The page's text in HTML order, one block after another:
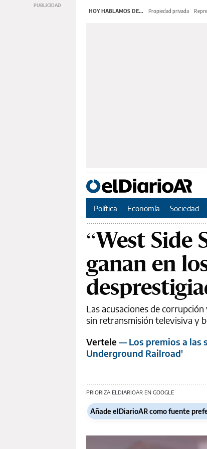
HOY HABLAMOS DE... Propiedad privada
Política Economía Sociedad
“West Side
ganan en
Las acusaciones de
sin retransmisión televisiva y
Vertele— Los premios a las
Underground Railroad'
PRIORIZA ELDIARIOAR EN GOOGLE
Añade elDiarioAR como fuente